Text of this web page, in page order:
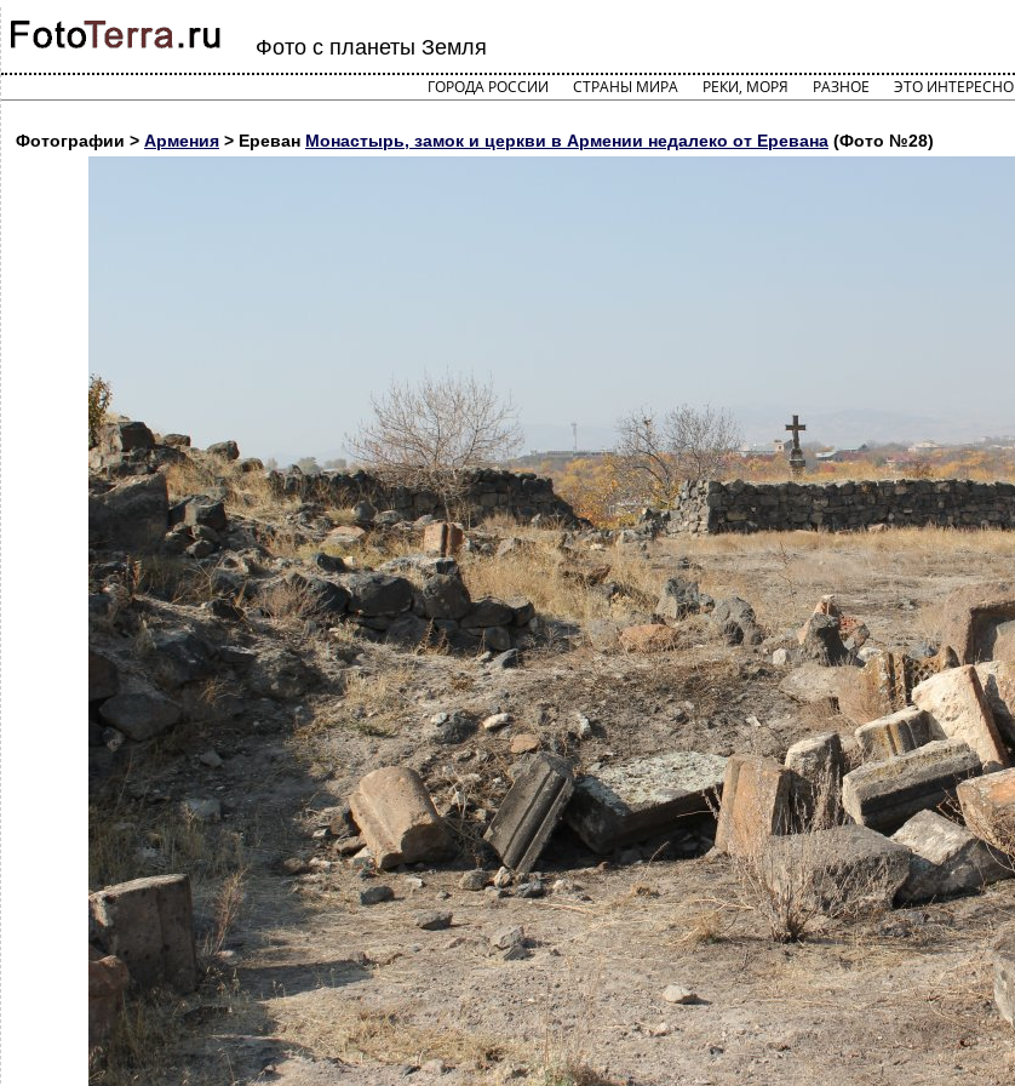
Фото с планеты Земля
ГОРОДА РОССИИ СТРАНЫ МИРА РЕКИ, МОРЯ РАЗНОЕ ЭТО ИНТЕРЕСНО
Фотографии > Армения > Ереван Монастырь, замок и церкви в Армении недалеко от Еревана (Фото №28)